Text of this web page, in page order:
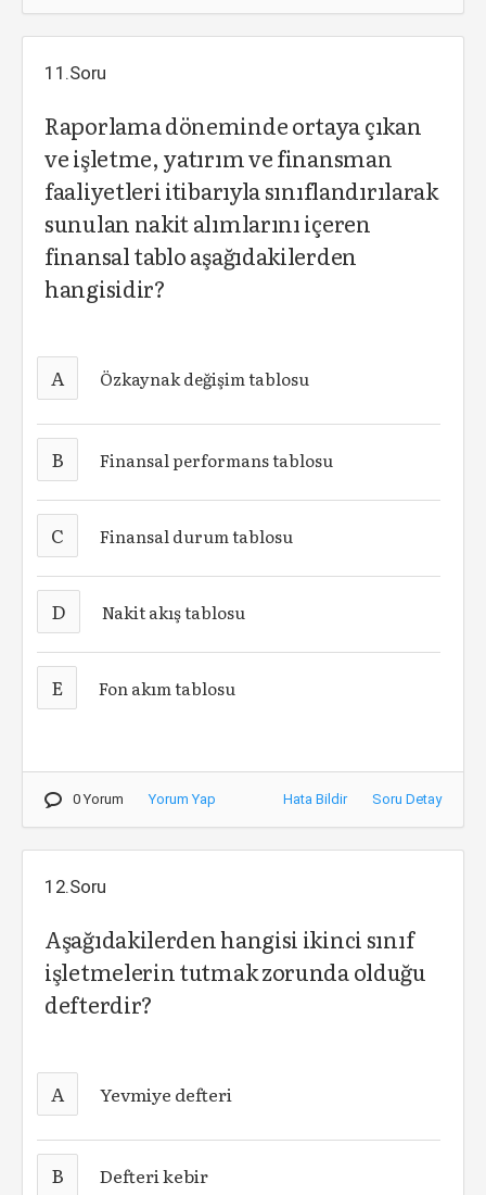
11.Soru
Raporlama döneminde ortaya çıkan
ve işletme, yatırım ve finansman
faaliyetleri itibarıyla sınıflandırılarak
sunulan nakit alımlarını içeren
finansal tablo aşağıdakilerden
hangisidir?
A Özkaynak değişim tablosu
B Finansal performans tablosu
C Finansal durum tablosu
D Nakit akış tablosu
E Fon akım tablosu
0 Yorum Yorum Yap Hata Bildir Soru Detay
12.Soru
Aşağıdakilerden hangisi ikinci sınıf
işletmelerin tutmak zorunda olduğu
defterdir?
A Yevmiye defteri
B Defteri kebir